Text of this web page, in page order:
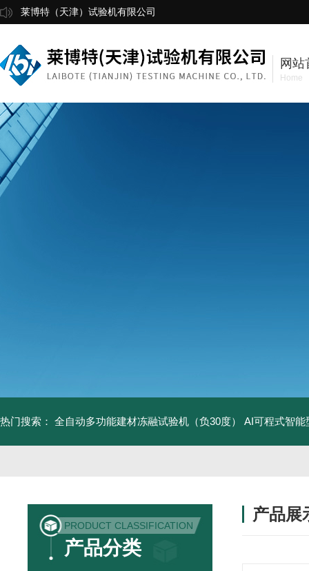
莱博特（天津）试验机有限公司
网站
Home
热门搜索： 全自动多功能建材冻融试验机（负30度） AI可程式智能
PRODUCT CLASSIFICATION
产品分类
产品展